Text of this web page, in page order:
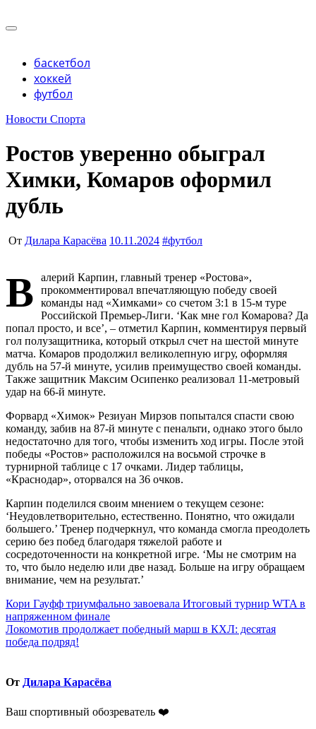
к
info@gosrf.ru +7 (495) 920-51-49
Учредитель ООО "Клуб регионов", ИНН 6685155934
Генеральный директор: Чернокоз Ольга Валерьевна
info@gosrf.ru +7 (495) 920-51-49
баскетбол
хоккей
футбол
Новости Спорта
Ростов уверенно обыграл
Химки, Комаров оформил
дубль
От Дилара Карасёва 10.11.2024 #футбол
В
алерий Карпин, главный тренер «Ростова»,
прокомментировал впечатляющую победу своей
команды над «Химками» со счетом 3:1 в 15-м туре
Российской Премьер-Лиги. ‘Как мне гол Комарова? Да
попал просто, и все’, – отметил Карпин, комментируя первый
гол полузащитника, который открыл счет на шестой минуте
матча. Комаров продолжил великолепную игру, оформляя
дубль на 57-й минуте, усилив преимущество своей команды.
Также защитник Максим Осипенко реализовал 11-метровый
удар на 66-й минуте.
Форвард «Химок» Резиуан Мирзов попытался спасти свою
команду, забив на 87-й минуте с пенальти, однако этого было
недостаточно для того, чтобы изменить ход игры. После этой
победы «Ростов» расположился на восьмой строчке в
турнирной таблице с 17 очками. Лидер таблицы,
«Краснодар», оторвался на 36 очков.
Карпин поделился своим мнением о текущем сезоне:
‘Неудовлетворительно, естественно. Понятно, что ожидали
большего.’ Тренер подчеркнул, что команда смогла преодолеть
серию без побед благодаря тяжелой работе и
сосредоточенности на конкретной игре. ‘Мы не смотрим на
то, что было неделю или две назад. Больше на игру обращаем
внимание, чем на результат.’
Навигация
по
записям
Кори Гауфф триумфально завоевала Итоговый турнир WTA в
напряженном финале
Локомотив продолжает победный марш в КХЛ: десятая
победа подряд!
От Дилара Карасёва
Ваш спортивный обозреватель ❤️